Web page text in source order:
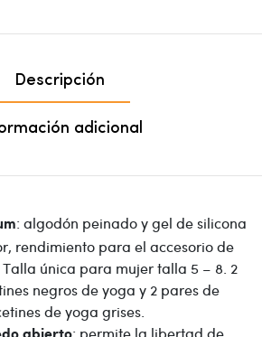
Descripción
adicional
: algodón peinado y gel de silicona
rendimiento para el accesorio de
única para mujer talla 5 – 8. 2
negros de yoga y 2 pares de
de yoga grises.
: permite la libertad de